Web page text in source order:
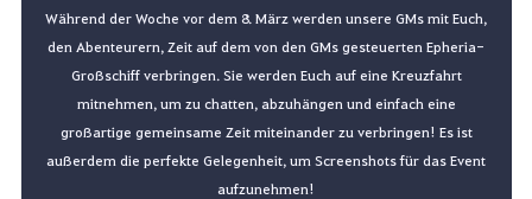
Während der Woche vor dem 8. März werden unsere GMs mit Euch,
den Abenteurern, Zeit auf dem von den GMs gesteuerten Epheria-
Großschiff verbringen. Sie werden Euch auf eine Kreuzfahrt
mitnehmen, um zu chatten, abzuhängen und einfach eine
großartige gemeinsame Zeit miteinander zu verbringen! Es ist
außerdem die perfekte Gelegenheit, um Screenshots für das Event
aufzunehmen!